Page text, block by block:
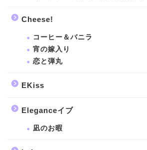
Cheese!
コーヒー＆バニラ
宵の嫁入り
恋と弾丸
EKiss
Eleganceイブ
凪のお暇